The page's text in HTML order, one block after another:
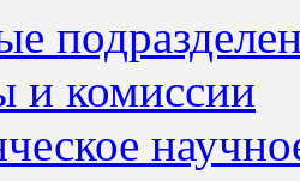
и комиссии